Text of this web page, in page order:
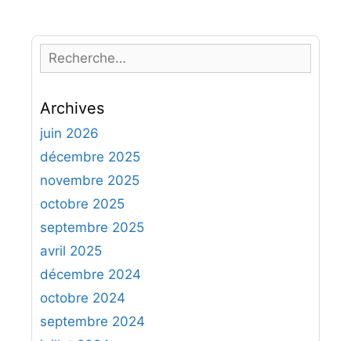
e
h
e
r
h
e
r
:
Archives
juin 2026
décembre 2025
novembre 2025
octobre 2025
septembre 2025
avril 2025
décembre 2024
octobre 2024
septembre 2024